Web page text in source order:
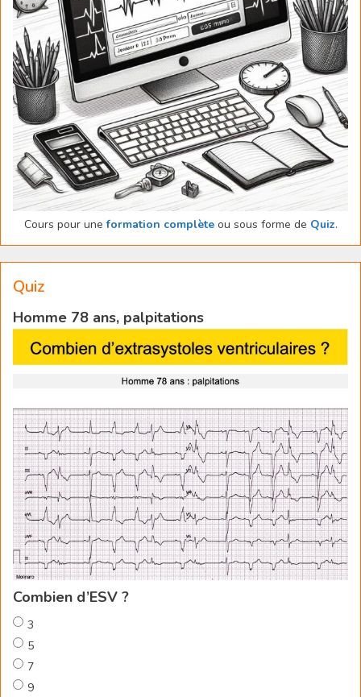
Cours pour uneformation complèteou sous forme de Quiz.
Quiz
Homme 78 ans, palpitations
Combien d’ESV ?
3
5
7
9